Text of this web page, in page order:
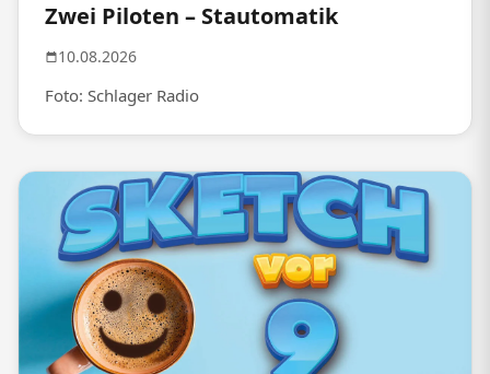
Zwei Piloten – Stautomatik
10.08.2026
Foto: Schlager Radio